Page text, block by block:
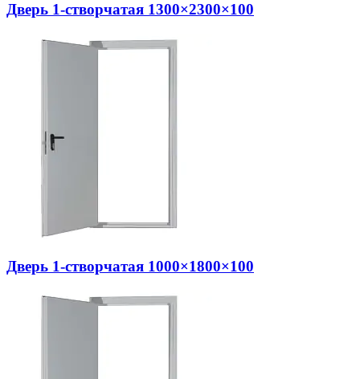
Дверь 1-створчатая 1300×2300×100
Дверь 1-створчатая 1000×1800×100